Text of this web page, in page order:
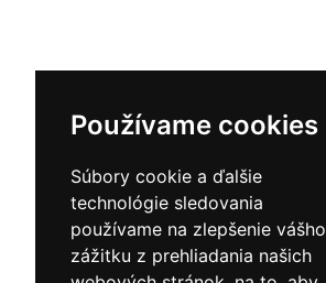
Používame cookies
Súbory cookie a ďalšie
technológie sledovania
používame na zlepšenie vášho
zážitku z prehliadania našich